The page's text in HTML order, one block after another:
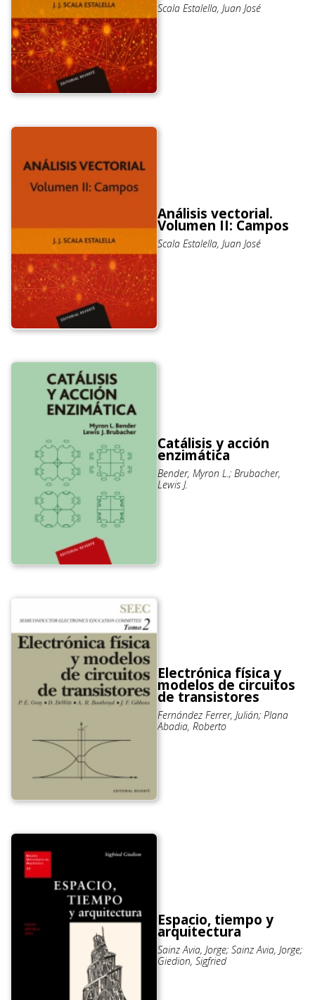
Scala Estalella, Juan José
Análisis vectorial.
Volumen II: Campos
Scala Estalella, Juan José
Catálisis y acción
enzimática
Bender, Myron L.; Brubacher,
Lewis J.
Electrónica física y
modelos de circuitos
de transistores
Fernández Ferrer, Julián; Plana
Abadia, Roberto
Espacio, tiempo y
arquitectura
Sainz Avia, Jorge; Sainz Avia, Jorge;
Giedion, Sigfried